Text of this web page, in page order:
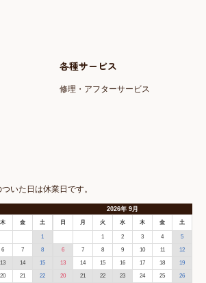
各種サービス
修理・アフターサービス
いた日は休業日です。
木 金 土
1
6 7 8
13 14 15
20 21 22
2026年9月
日 月 火 水 木 金 土
1 2 3 4 5
6 7 8 9 10 11 12
13 14 15 16 17 18 19
20 21 22 23 24 25 26